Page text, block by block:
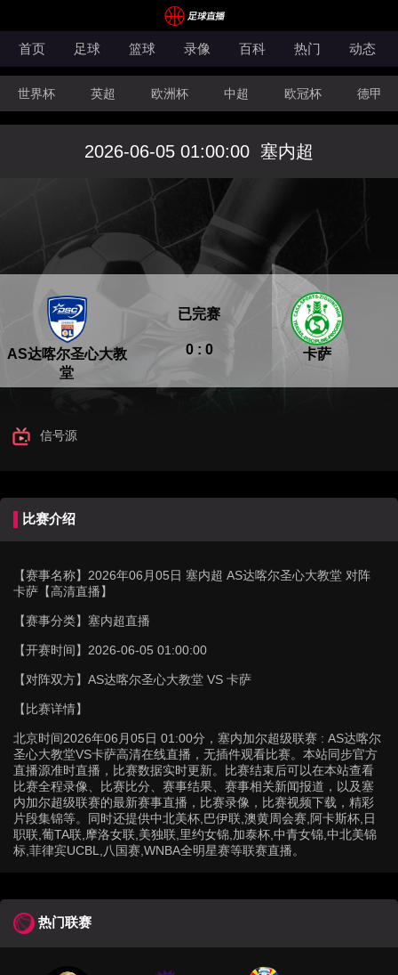
首页 足球 篮球 录像 百科 热门 动态
世界杯 英超 欧洲杯 中超 欧冠杯 德甲
CBA FIBA洲际杯
2026-06-05 01:00:00 塞内超
AS达喀尔圣心大教
堂
0 : 0
已完赛
卡萨
信号源
比赛介绍
【赛事名称】 2026年06月05日 塞内超 AS达喀尔圣心大教堂 对阵
卡萨【高清直播】
【赛事分类】 塞内超直播
【开赛时间】 2026-06-05 01:00:00
【对阵双方】 AS达喀尔圣心大教堂 VS 卡萨
【比赛详情】
北京时间2026年06月05日 01:00分，塞内加尔超级联赛 : AS达喀尔
圣心大教堂VS卡萨高清在线直播，无插件观看比赛。本站同步官方
直播源准时直播，比赛数据实时更新。比赛结束后可以在本站查看
比赛全程录像、比赛比分、赛事结果、赛事相关新闻报道，以及塞
内加尔超级联赛的最新赛事直播，比赛录像，比赛视频下载，精彩
片段集锦等。同时还提供中北美杯,巴伊联,澳黄周会赛,阿卡斯杯,日
职联,葡TA联,摩洛女联,美独联,里约女锦,加泰杯,中青女锦,中北美锦
标,菲律宾UCBL,八国赛,WNBA全明星赛等联赛直播。
热门联赛